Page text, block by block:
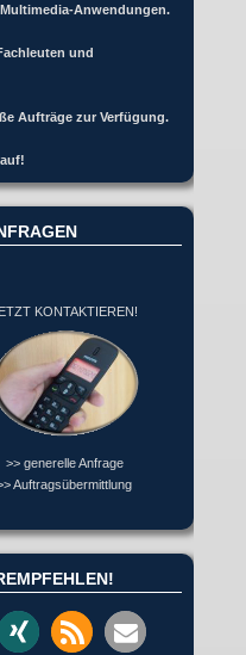
Anwendungen.
und
Aufträge zur Verfügung.
KONTAKTIEREN!
>> generelle Anfrage
Auftragsübermittlung